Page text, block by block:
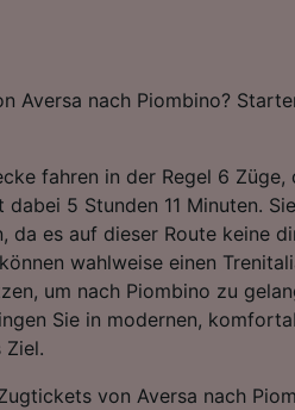
Aversa nach Piombino?
fahren in der Regel 6 Züge,
5 Stunden 11 Minuten.
da es auf dieser Route keine
wahlweise einen
um nach Piombino zu
Sie in modernen,
Ziel.
von Aversa nach